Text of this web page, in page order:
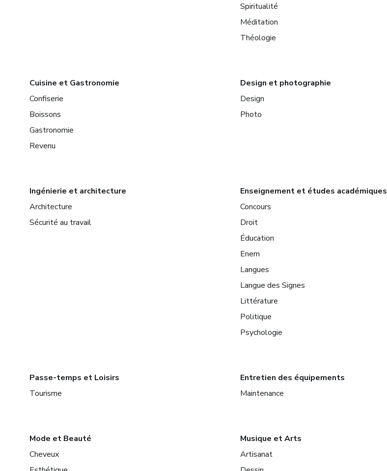
Spiritualité
Méditation
Théologie
Cuisine et Gastronomie
Confiserie
Boissons
Gastronomie
Revenu
Design et photographie
Design
Photo
Ingénierie et architecture
Architecture
Sécurité au travail
Enseignement et études académiques
Concours
Droit
Éducation
Enem
Langues
Langue des Signes
Littérature
Politique
Psychologie
Passe-temps et Loisirs
Tourisme
Entretien des équipements
Maintenance
Mode et Beauté
Cheveux
Musique et Arts
Artisanat